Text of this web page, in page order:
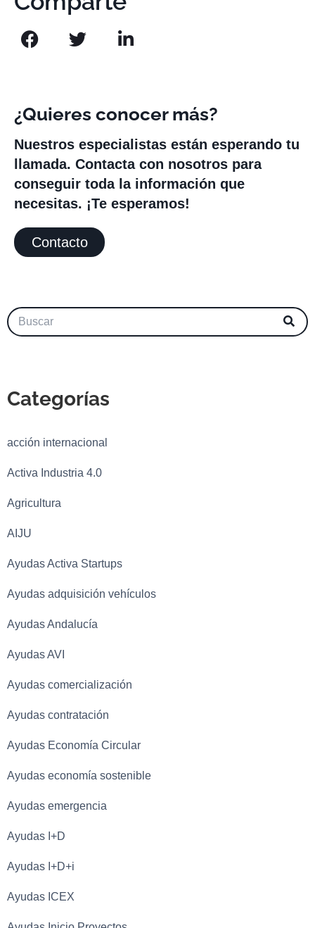
¿Quieres conocer más?
Nuestros especialistas están esperando tu
llamada. Contacta con nosotros para
conseguir toda la información que
necesitas. ¡Te esperamos!
Contacto
Categorías
acción internacional
Activa Industria 4.0
Agricultura
AIJU
Ayudas Activa Startups
Ayudas adquisición vehículos
Ayudas Andalucía
Ayudas AVI
Ayudas comercialización
Ayudas contratación
Ayudas Economía Circular
Ayudas economía sostenible
Ayudas emergencia
Ayudas I+D
Ayudas I+D+i
Ayudas ICEX